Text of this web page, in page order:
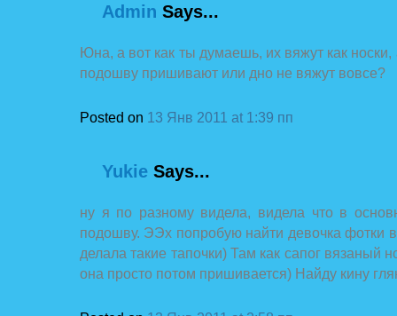
Admin Says...
Юна, а вот как ты думаешь, их вяжут как носки,
подошву пришивают или дно не вяжут вовсе?
Posted on 13 Янв 2011 at 1:39 пп
Yukie Says...
ну я по разному видела, видела что в
подошву. ЭЭх попробую найти девочка фотки
делала такие тапочки) Там как сапог вязаный
она просто потом пришивается) Найду кину